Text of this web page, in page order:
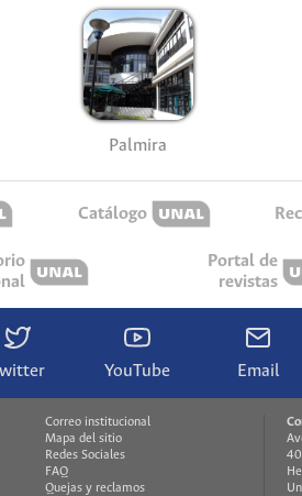
Palmira
Catálogo
Portal de
revistas
YouTube Email
Correo institucional
Mapa del sitio
Redes Sociales
FAQ
Quejas y reclamos